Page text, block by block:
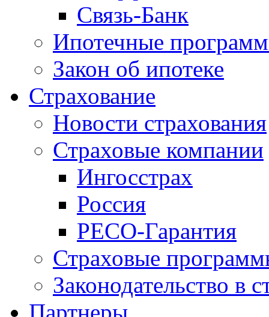
Связь-Банк
Ипотечные
Закон об ипотеке
Страхование
Новости страхования
Страховые компании
Ингосстрах
Россия
РЕСО-Гарантия
Страховые
Законодательство в